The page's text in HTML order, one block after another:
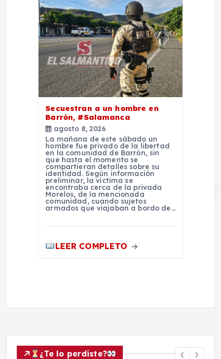
Secuestran a un hombre en
Barrón, #Salamanca
agosto 8, 2026
La mañana de este sábado un
hombre fue privado de la libertad
en la comunidad de Barrón, sin
que hasta el momento se
compartieran detalles sobre su
identidad. Según información
preliminar, la víctima se
encontraba cerca de la privada
Morelos, de la mencionada
comunidad, cuando sujetos
armados que viajaban a bordo de…
LEER COMPLETO
¿Te lo perdiste?